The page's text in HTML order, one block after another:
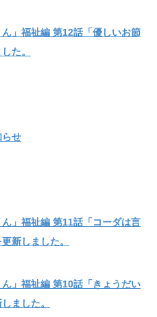
ん」福祉編 第12話「優しいお節
た。
らせ
ん」福祉編 第11話「コーダは言
新しました。
ん」福祉編 第10話「きょうだい
ました。